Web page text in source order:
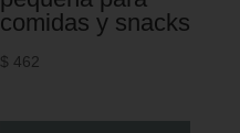
comidas y snacks
$ 462